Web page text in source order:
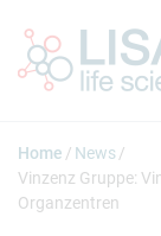
Home
News
Vinzenz Gruppe:
Organzentren